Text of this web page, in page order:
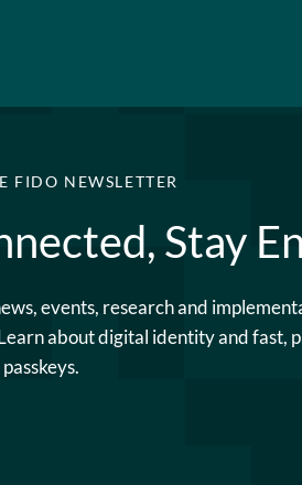
FIDO NEWSLETTER
Stay
events, research and
about digital identity and fast,